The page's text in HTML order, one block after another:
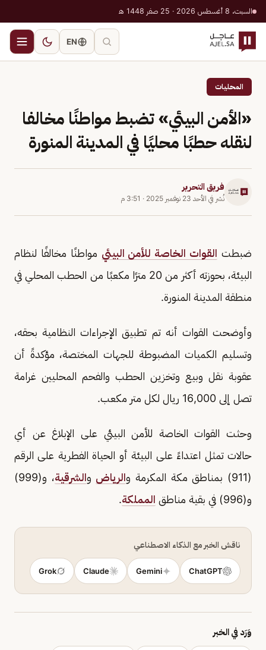
السبت، 8 أغسطس 2026 · 25 صفر 1448 هـ
EN
المحليات
«الأمن البيئي» تضبط مواطنًا مخالفا
لنقله حطبًا محليًا في المدينة المنورة
فريق التحرير
نُشر في الأحد 23 نوفمبر 2025 · 3:51 م
ضبطت القوات الخاصة للأمن البيئي مواطنًا مخالفًا لنظام
البيئة، بحوزته أكثر من 20 مترًا مكعبًا من الحطب المحلي في
منطقة المدينة المنورة.
وأوضحت القوات أنه تم تطبيق الإجراءات النظامية بحقه،
وتسليم الكميات المضبوطة للجهات المختصة، مؤكدةً أن
عقوبة نقل وبيع وتخزين الحطب والفحم المحليين غرامة
تصل إلى 16,000 ريال لكل متر مكعب.
وحثت القوات الخاصة للأمن البيئي على الإبلاغ عن أي
حالات تمثل اعتداءً على البيئة أو الحياة الفطرية على الرقم
(911) بمناطق مكة المكرمة و
الرياض والشرقية
، و(999)
و(996) في بقية مناطق
المملكة.
ناقش الخبر مع الذكاء الاصطناعي
ChatGPT
Gemini
Claude
Grok
وَرَد في الخبر